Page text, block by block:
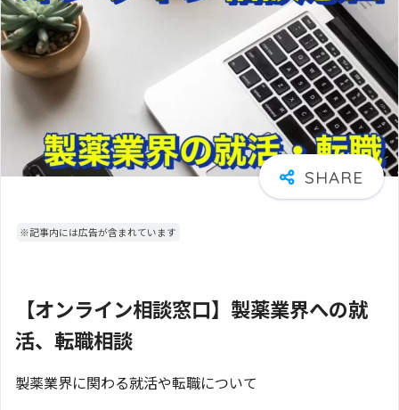
※記事内には広告が含まれています
【オンライン相談窓口】製薬業界への就
活、転職相談
製薬業界に関わる就活や転職について